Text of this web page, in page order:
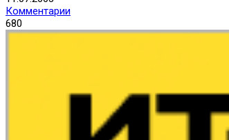
Комментарии
680